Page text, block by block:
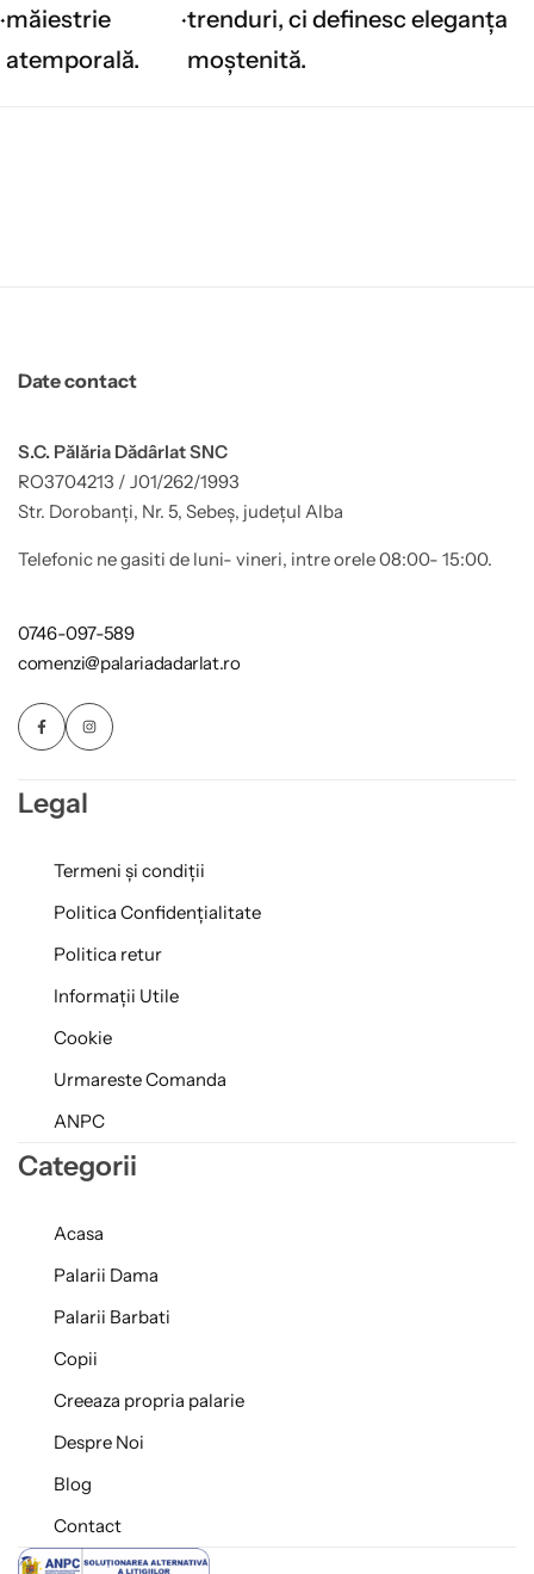
măiestrie
atemporală.
trenduri, ci definesc eleganța
moștenită.
Date contact
S.C. Pălăria Dădârlat SNC
RO3704213 / J01/262/1993
Str. Dorobanți, Nr. 5, Sebeș, județul Alba
Telefonic ne gasiti de luni- vineri, intre orele 08:00- 15:00.
0746-097-589
comenzi@palariadadarlat.ro
Legal
Termeni și condiții
Politica Confidențialitate
Politica retur
Informații Utile
Cookie
Urmareste Comanda
ANPC
Categorii
Acasa
Palarii Dama
Palarii Barbati
Copii
Creeaza propria palarie
Despre Noi
Blog
Contact